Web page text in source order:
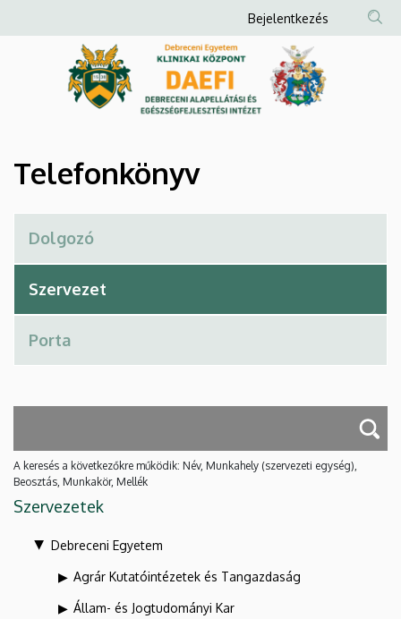
Debreceni
és
Egészségfejlesztési
Intézet
a
Anonim
Felhasználói
fiók
menüje
Bejelentkezés
Telefonkönyv
A keresés a következőkre működik: Név, Munkahely (szervezeti egység),
Beosztás, Munkakör, Mellék
Szervezetek
Debreceni Egyetem
Agrár Kutatóintézetek és Tangazdaság
Állam- és Jogtudományi Kar